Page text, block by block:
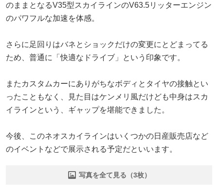
のままとなるV35型スカイラインのV63.5リッターエンジン
のパワフルな加速を体感。
さらに足回りはバネとショックだけの変更にとどまってる
ため、普通に「快適なドライブ」という印象です。
またカスタムカーにありがちなボディとタイヤの接触とい
ったこともなく、見た目はケンメリ風だけども中身はスカ
イラインという、ギャップを堪能できました。
今後、このネオスカイラインはいくつかの日産販売店など
のイベントなどで展示される予定だといいます。
写真を全て見る（3枚）